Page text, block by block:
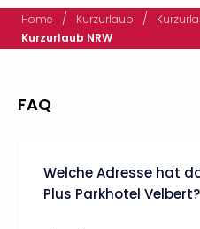
Home / Kurzurlaub /
Kurzurlaub NRW
FAQ
Welche Adresse hat
Plus Parkhotel Velbert?